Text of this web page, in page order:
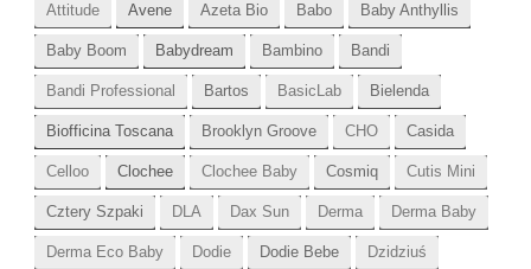
Attitude Avene Azeta Bio Babo Baby Anthyllis
Baby Boom Babydream Bambino Bandi
Bandi Professional Bartos BasicLab Bielenda
Biofficina Toscana Brooklyn Groove CHO Casida
Celloo Clochee Clochee Baby Cosmiq Cutis Mini
Cztery Szpaki DLA Dax Sun Derma Derma Baby
Derma Eco Baby Dodie Dodie Bebe Dzidziuś